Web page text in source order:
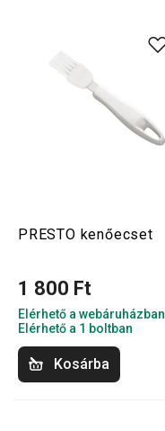
PRESTO kenőecset
1 800 Ft
Elérhető a webáruházban
Elérhető a 1 boltban
Kosárba